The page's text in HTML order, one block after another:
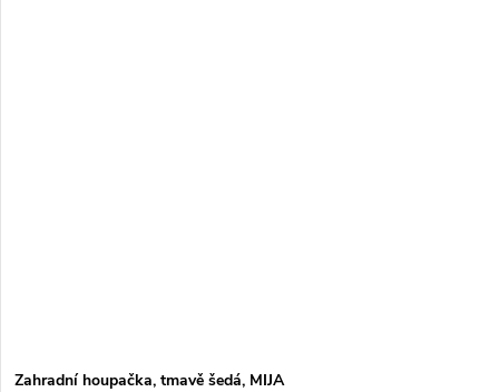
Zahradní houpačka, tmavě šedá, MIJA